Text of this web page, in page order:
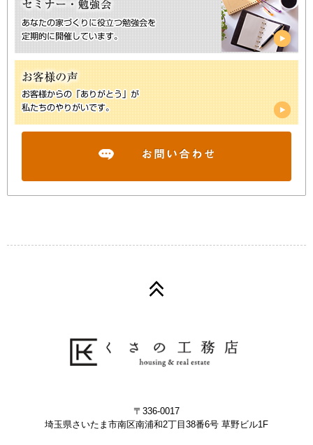
〒336-0017
埼玉県さいたま市南区南浦和2丁目38番6号 草野ビル1F